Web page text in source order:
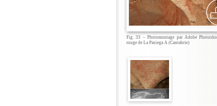
Fig. 33 – Photomontage par Adobe
rouge de La Pasiega A (Cantabrie)